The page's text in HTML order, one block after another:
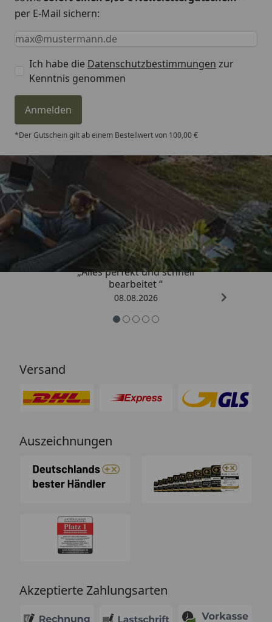
per E-Mail sichern:
Keine Eingabe erforderlich
Eingabe erforderlich
E-Mail *
Ich habe die Datenschutzbestimmungen zur
Kenntnis genommen
Anmelden
*Der Gutschein gilt ab einem Bestellwert von 100,00 €
Trusted Shops
4,81/ 5
„Alles perfekt und schnell
bearbeitet “
08.08.2026
Versand
Auszeichnungen
Akzeptierte Zahlungsarten